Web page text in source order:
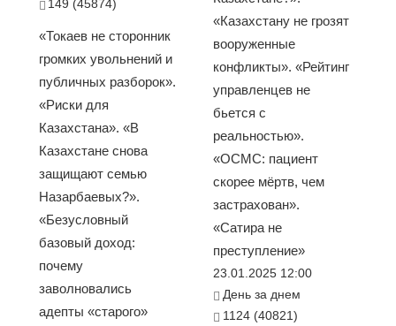
149 (45874)
«Токаев не сторонник
громких увольнений и
публичных разборок».
«Риски для
Казахстана». «В
Казахстане снова
защищают семью
Назарбаевых?».
«Безусловный
базовый доход:
почему
заволновались
адепты «старого»
«Казахстану не грозят
вооруженные
конфликты». «Рейтинг
управленцев не
бьется с
реальностью».
«ОСМС: пациент
скорее мёртв, чем
застрахован».
«Сатира не
преступление»
23.01.2025 12:00
День за днем
1124 (40821)